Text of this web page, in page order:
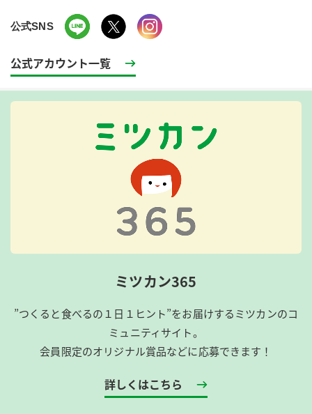
公式SNS
公式アカウント一覧
ミツカン365
”つくると食べるの１日１ヒント”をお届けするミツカンのコ
ミュニティサイト。
会員限定のオリジナル賞品などに応募できます！
詳しくはこちら